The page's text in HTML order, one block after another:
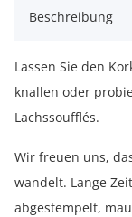
Beschreibung
Lassen Sie den
knallen oder
Lachssoufflés.
Wir freuen uns,
wandelt. Lange
abgestempelt,